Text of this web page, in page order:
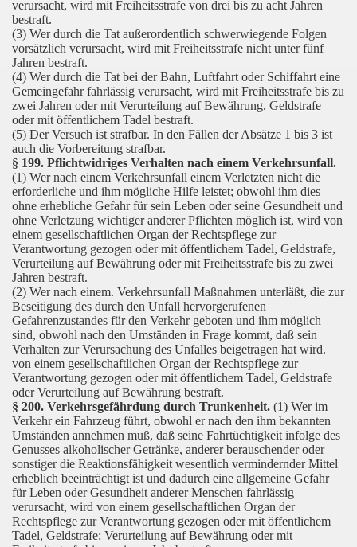
verursacht, wird mit Freiheitsstrafe von drei bis zu acht Jahren
bestraft.
(3) Wer durch die Tat außerordentlich schwerwiegende Folgen
vorsätzlich verursacht, wird mit Freiheitsstrafe nicht unter fünf
Jahren bestraft.
(4) Wer durch die Tat bei der Bahn, Luftfahrt oder Schiffahrt eine
Gemeingefahr fahrlässig verursacht, wird mit Freiheitsstrafe bis zu
zwei Jahren oder mit Verurteilung auf Bewährung, Geldstrafe
oder mit öffentlichem Tadel bestraft.
(5) Der Versuch ist strafbar. In den Fällen der Absätze 1 bis 3 ist
auch die Vorbereitung strafbar.
§ 199. Pflichtwidriges Verhalten nach einem Verkehrsunfall.
(1) Wer nach einem Verkehrsunfall einem Verletzten nicht die
erforderliche und ihm mögliche Hilfe leistet; obwohl ihm dies
ohne erhebliche Gefahr für sein Leben oder seine Gesundheit und
ohne Verletzung wichtiger anderer Pflichten möglich ist, wird von
einem gesellschaftlichen Organ der Rechtspflege zur
Verantwortung gezogen oder mit öffentlichem Tadel, Geldstrafe,
Verurteilung auf Bewährung oder mit Freiheitsstrafe bis zu zwei
Jahren bestraft.
(2) Wer nach einem. Verkehrsunfall Maßnahmen unterläßt, die zur
Beseitigung des durch den Unfall hervorgerufenen
Gefahrenzustandes für den Verkehr geboten und ihm möglich
sind, obwohl nach den Umständen in Frage kommt, daß sein
Verhalten zur Verursachung des Unfalles beigetragen hat wird.
von einem gesellschaftlichen Organ der Rechtspflege zur
Verantwortung gezogen oder mit öffentlichem Tadel, Geldstrafe
oder Verurteilung auf Bewährung bestraft.
§ 200. Verkehrsgefährdung durch Trunkenheit. (1) Wer im
Verkehr ein Fahrzeug führt, obwohl er nach den ihm bekannten
Umständen annehmen muß, daß seine Fahrtüchtigkeit infolge des
Genusses alkoholischer Getränke, anderer berauschender oder
sonstiger die Reaktionsfähigkeit wesentlich vermindernder Mittel
erheblich beeinträchtigt ist und dadurch eine allgemeine Gefahr
für Leben oder Gesundheit anderer Menschen fahrlässig
verursacht, wird von einem gesellschaftlichen Organ der
Rechtspflege zur Verantwortung gezogen oder mit öffentlichem
Tadel, Geldstrafe; Verurteilung auf Bewährung oder mit